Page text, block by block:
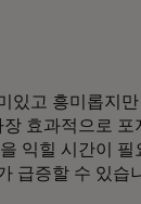
있고 흥미롭지
효과적으로
익힐 시간이
가 급증할 수 있